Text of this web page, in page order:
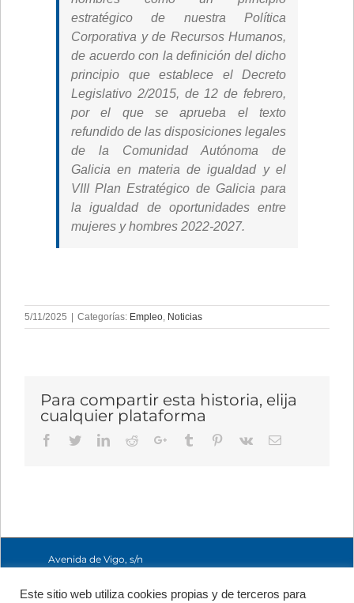
estratégico de nuestra Política
Corporativa y de Recursos Humanos,
de acuerdo con la definición del dicho
principio que establece el Decreto
Legislativo 2/2015, de 12 de febrero,
por el que se aprueba el texto
refundido de las disposiciones legales
de la Comunidad Autónoma de
Galicia en materia de igualdad y el
VIII Plan Estratégico de Galicia para
la igualdad de oportunidades entre
mujeres y hombres 2022-2027.
5/11/2025 | Categorías: Empleo Noticias
Para compartir esta historia, elija
cualquier plataforma
Facebook
TwitterLinkedIn
RedditGoogle+Tumblr Pinterest
Vk Email
Avenida de Vigo, s/n
Compostela, A
Este sitio web utiliza cookies propias y de terceros para